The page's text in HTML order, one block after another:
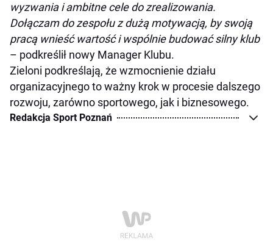
wyzwania i ambitne cele do zrealizowania.
Dołączam do zespołu z dużą motywacją, by swoją
pracą wnieść wartość i wspólnie budować silny klub
– podkreślił nowy Manager Klubu.
Zieloni podkreślają, że wzmocnienie działu
organizacyjnego to ważny krok w procesie dalszego
rozwoju, zarówno sportowego, jak i biznesowego.
Redakcja Sport Poznań